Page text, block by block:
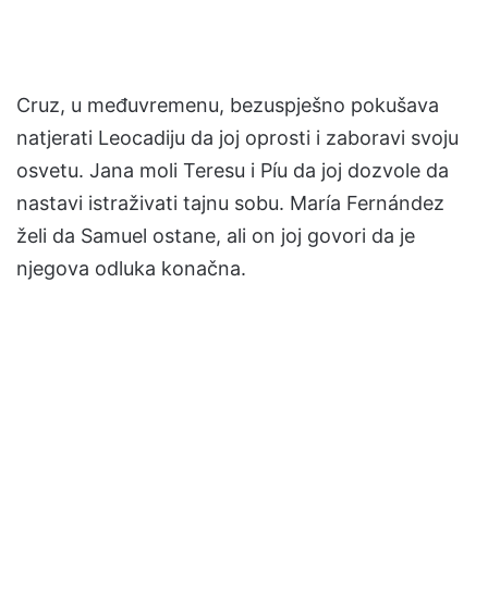
Cruz, u međuvremenu, bezuspješno pokušava
natjerati Leocadiju da joj oprosti i zaboravi svoju
osvetu. Jana moli Teresu i Píu da joj dozvole da
nastavi istraživati ​​tajnu sobu. María Fernández
želi da Samuel ostane, ali on joj govori da je
njegova odluka konačna.